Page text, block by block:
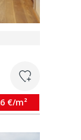
€/m²